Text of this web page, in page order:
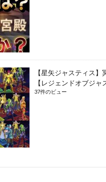
【星矢ジャスティス
【レジェンドオブジャ
37件のビュー